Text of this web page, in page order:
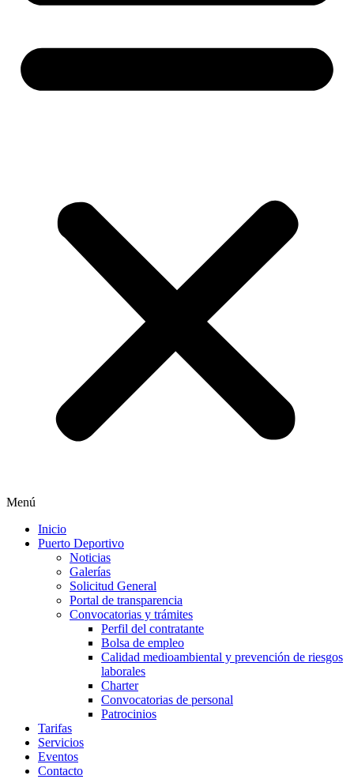
Menú
Inicio
Puerto Deportivo
Noticias
Galerías
Solicitud General
Portal de transparencia
Convocatorias y trámites
Perfil del contratante
Bolsa de empleo
Calidad medioambiental y prevención de riesgos
laborales
Charter
Convocatorias de personal
Patrocinios
Tarifas
Servicios
Eventos
Contacto